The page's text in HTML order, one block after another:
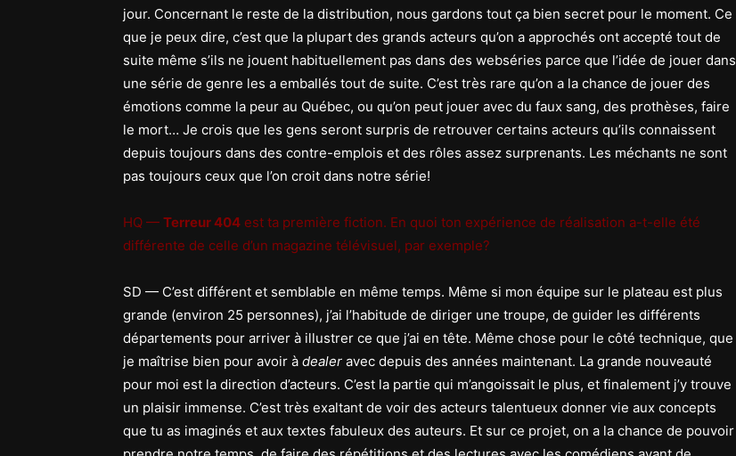
jour. Concernant le reste de la distribution, nous gardons tout ça bien secret pour le moment. Ce
que je peux dire, c’est que la plupart des grands acteurs qu’on a approchés ont accepté tout de
suite même s’ils ne jouent habituellement pas dans des webséries parce que l’idée de jouer dans
une série de genre les a emballés tout de suite. C’est très rare qu’on a la chance de jouer des
émotions comme la peur au Québec, ou qu’on peut jouer avec du faux sang, des prothèses, faire
le mort… Je crois que les gens seront surpris de retrouver certains acteurs qu’ils connaissent
depuis toujours dans des contre-emplois et des rôles assez surprenants. Les méchants ne sont
pas toujours ceux que l’on croit dans notre série!
HQ — Terreur 404 est ta première fiction. En quoi ton expérience de réalisation a-t-elle été
différente de celle d’un magazine télévisuel, par exemple?
SD — C’est différent et semblable en même temps. Même si mon équipe sur le plateau est plus
grande (environ 25 personnes), j’ai l’habitude de diriger une troupe, de guider les différents
départements pour arriver à illustrer ce que j’ai en tête. Même chose pour le côté technique, que
je maîtrise bien pour avoir à dealer avec depuis des années maintenant. La grande nouveauté
pour moi est la direction d’acteurs. C’est la partie qui m’angoissait le plus, et finalement j’y trouve
un plaisir immense. C’est très exaltant de voir des acteurs talentueux donner vie aux concepts
que tu as imaginés et aux textes fabuleux des auteurs. Et sur ce projet, on a la chance de pouvoir